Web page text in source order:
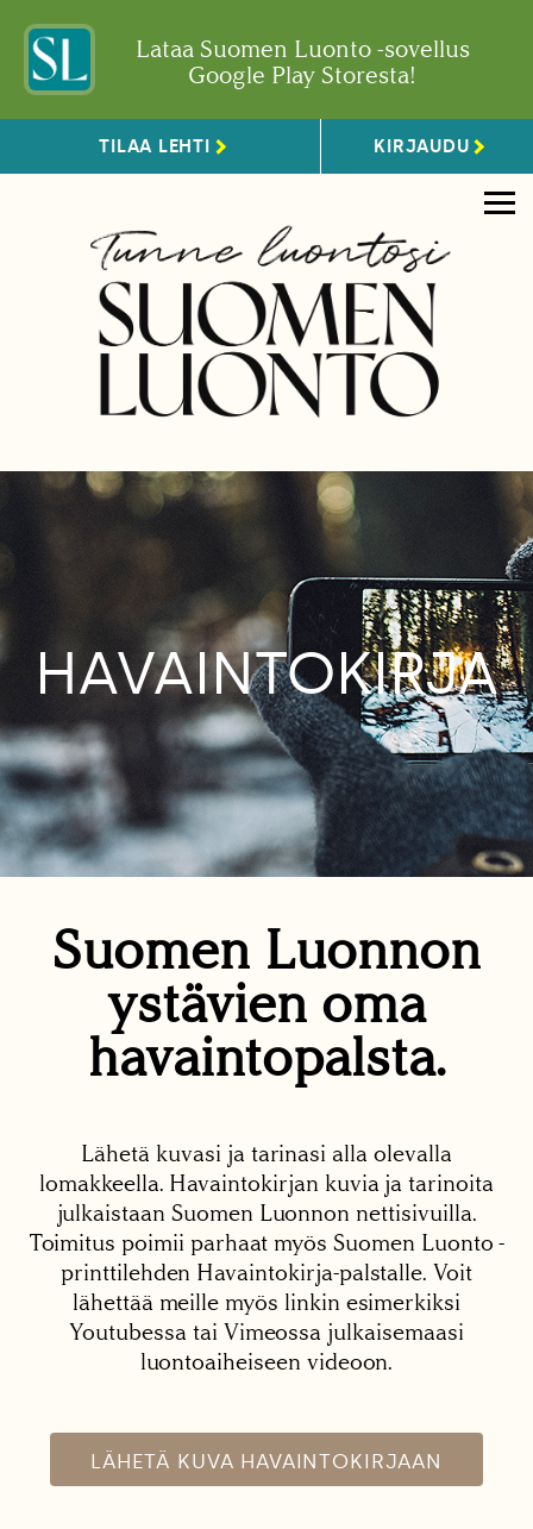
Lataa Suomen Luonto -sovellus
Google Play Storesta!
TILAA LEHTI KIRJAUDU
HAVAINTOKIRJA
Suomen Luonnon
ystävien oma
havaintopalsta.
Lähetä kuvasi ja tarinasi alla olevalla
lomakkeella. Havaintokirjan kuvia ja tarinoita
julkaistaan Suomen Luonnon nettisivuilla.
Toimitus poimii parhaat myös Suomen Luonto -
printtilehden Havaintokirja-palstalle. Voit
lähettää meille myös linkin esimerkiksi
Youtubessa tai Vimeossa julkaisemaasi
luontoaiheiseen videoon.
LÄHETÄ KUVA HAVAINTOKIRJAAN